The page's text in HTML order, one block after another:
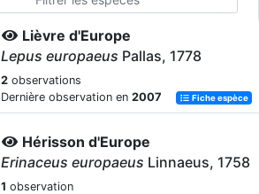
Lièvre d'Europe
Lepus europaeus Pallas, 1778
2 observations
Dernière observation en 2007 Fiche espèce
Hérisson d'Europe
Erinaceus europaeus Linnaeus, 1758
1 observation